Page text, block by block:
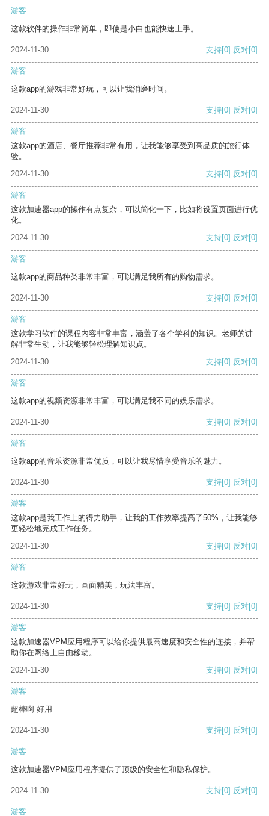
游客
这款软件的操作非常简单，即使是小白也能快速上手。
2024-11-30 支持[0] 反对[0]
游客
这款app的游戏非常好玩，可以让我消磨时间。
2024-11-30 支持[0] 反对[0]
游客
这款app的酒店、餐厅推荐非常有用，让我能够享受到高品质的旅行体
验。
2024-11-30
支持[0] 反对[0]
游客
这款加速器app的操作有点复杂，可以简化一下，比如将设置页面进行优
化。
2024-11-30
支持[0] 反对[0]
游客
这款app的商品种类非常丰富，可以满足我所有的购物需求。
2024-11-30 支持[0] 反对[0]
游客
这款学习软件的课程内容非常丰富，涵盖了各个学科的知识。老师的讲
解非常生动，让我能够轻松理解知识点。
2024-11-30
支持[0] 反对[0]
游客
这款app的视频资源非常丰富，可以满足我不同的娱乐需求。
2024-11-30 支持[0] 反对[0]
游客
这款app的音乐资源非常优质，可以让我尽情享受音乐的魅力。
2024-11-30 支持[0] 反对[0]
游客
这款app是我工作上的得力助手，让我的工作效率提高了50%，让我能够
更轻松地完成工作任务。
2024-11-30
支持[0] 反对[0]
游客
这款游戏非常好玩，画面精美，玩法丰富。
2024-11-30 支持[0] 反对[0]
游客
这款加速器VPM应用程序可以给你提供最高速度和安全性的连接，并帮
助你在网络上自由移动。
2024-11-30
支持[0] 反对[0]
游客
超棒啊 好用
2024-11-30 支持[0] 反对[0]
游客
这款加速器VPM应用程序提供了顶级的安全性和隐私保护。
2024-11-30 支持[0] 反对[0]
游客